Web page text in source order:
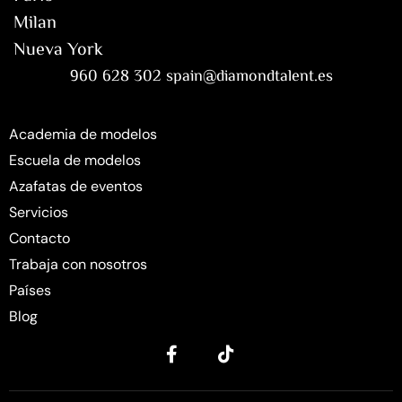
Milan
Nueva York
960 628 302 spain@diamondtalent.es
Academia de modelos
Escuela de modelos
Azafatas de eventos
Servicios
Contacto
Trabaja con nosotros
Países
Blog